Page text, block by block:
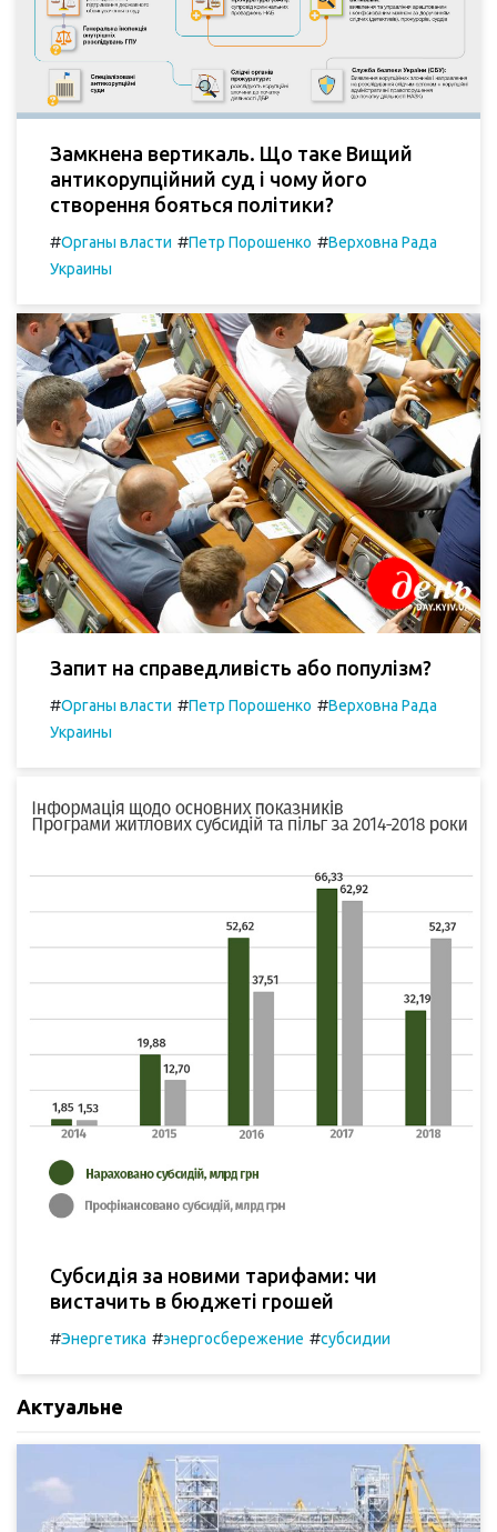
Замкнена вертикаль. Що таке Вищий
антикорупційний суд і чому його
створення бояться політики?
#Органы власти #Петр Порошенко #Верховна Рада
Украины
Запит на справедливість або популізм?
#Органы власти #Петр Порошенко #Верховна Рада
Украины
Субсидія за новими тарифами: чи
вистачить в бюджеті грошей
#Энергетика #энергосбережение #субсидии
Актуальне